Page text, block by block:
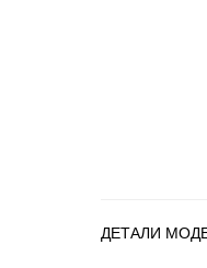
ДЕТАЛИ